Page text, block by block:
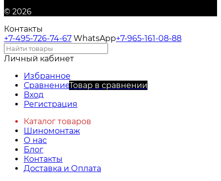
© 2026
Контакты
+7-495-726-74-67 WhatsApp+7-965-161-08-88
Личный кабинет
Избранное
СравнениеТовар в сравнении
Вход
Регистрация
Каталог товаров
Шиномонтаж
О нас
Блог
Контакты
Доставка и Оплата